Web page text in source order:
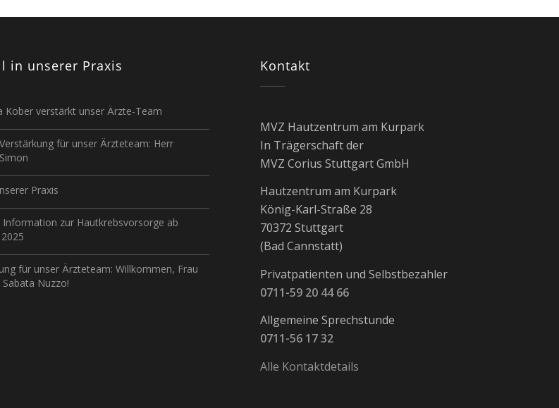
in unserer Praxis
Kober verstärkt unser Ärzte-Team
für unser Ärzteteam: Herr
Praxis
Information zur Hautkrebsvorsorge ab
für unser Ärzteteam: Willkommen, Frau
Sabata Nuzzo!
Kontakt
MVZ Hautzentrum am Kurpark
In Trägerschaft der
MVZ Corius Stuttgart GmbH
Hautzentrum am Kurpark
König-Karl-Straße 28
70372 Stuttgart
(Bad Cannstatt)
Privatpatienten und Selbstbezahler
0711-59 20 44 66
Allgemeine Sprechstunde
0711-56 17 32
Alle Kontaktdetails